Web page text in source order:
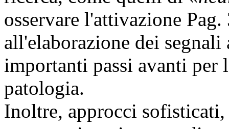
osservare l'attivazione Pag.
all'elaborazione dei
importanti passi avanti per
patologia.
Inoltre, approcci